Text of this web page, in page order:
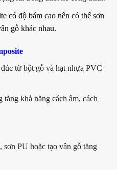
có độ bám cao nên có thể sơn
gỗ khác nhau.
từ bột gỗ và hạt nhựa PVC
khả năng cách âm, cách
PU hoặc tạo vân gỗ tăng